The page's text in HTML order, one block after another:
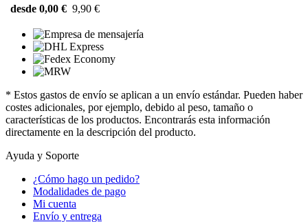
desde 0,00 € 9,90 €
* Estos gastos de envío se aplican a un envío estándar. Pueden haber
costes adicionales, por ejemplo, debido al peso, tamaño o
características de los productos. Encontrarás esta información
directamente en la descripción del producto.
Ayuda y Soporte
¿Cómo hago un pedido?
Modalidades de pago
Mi cuenta
Envío y entrega